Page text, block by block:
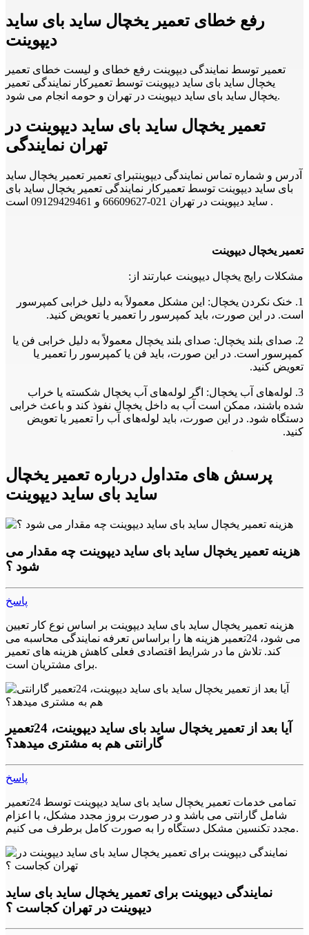
رفع خطای تعمیر یخچال ساید بای ساید
دیپوینت
تعمیر توسط نمایندگی دیپوینت رفع خطای و لیست خطای تعمیر
یخچال ساید بای ساید دیپوینت توسط تعمیرکار نمایندگی تعمیر
یخچال ساید بای ساید دیپوینت در تهران و حومه انجام می شود.
تعمیر یخچال ساید بای ساید دیپوینت در
تهران نمایندگی
آدرس و شماره تماس نمایندگی دیپوینتبرای تعمیر تعمیر یخچال ساید
بای ساید دیپوینت توسط تعمیرکار نمایندگی تعمیر یخچال ساید بای
ساید دیپوینت در تهران 021-66609627 و 09129429461 است .
تعمیر یخچال دیپوینت
مشکلات رایج یخچال دیپوینت عبارتند از:
1. خنک نکردن یخچال: این مشکل معمولاً به دلیل خرابی کمپرسور
است. در این صورت، باید کمپرسور را تعمیر یا تعویض کنید.
2. صدای بلند یخچال: صدای بلند یخچال معمولاً به دلیل خرابی فن یا
کمپرسور است. در این صورت، باید فن یا کمپرسور را تعمیر یا
تعویض کنید.
3. لوله‌های آب یخچال: اگر لوله‌های آب یخچال شکسته یا خراب
شده باشند، ممکن است آب به داخل یخچال نفوذ کند و باعث خرابی
دستگاه شود. در این صورت، باید لوله‌های آب را تعمیر یا تعویض
کنید.
یخچال نفوذ می‌کند و باعث افزایش مصرف برق و کاهش عمر
دستگاه می‌شود. در این صورت، باید درب را تعمیر یا تعویض کنید.
مشکلات رایج فریزر دیپوینت عبارتند از:
1. خنک نکردن فریزر: همانطور که در مورد یخچال گفته شد، این
مشکل معمولاً به دلیل خرابی کمپرسور است. در این صورت، باید
کمپرسور را تعمیر یا تعویض کنید.
فریزر نبندد یا حالت تنظیم دمای آن نادرست باشد. در این صورت،
باید درب را تعمیر یا تعویض کرده و دمای فریزر را تنظیم کنید.
3. صدای بلند فریزر: صدای بلند فریزر معمولاً به دلیل خرابی فن
4. لوله‌های آب فریزر: همانطور که در مورد یخچال گفته شد، اگر
داخل فریزر نفوذ کند و باعث خرابی دستگاه شود. در این صورت،
باید لوله‌های آب را تعمیر یا تعویض کنید.
نکات مهم
کنید.
3. همیشه قبل از هر تعمیری، دستگاه را با دقت بررسی کنید و به
پرسش های متداول درباره تعمیر یخچال
ساید بای ساید دیپوینت
هزینه تعمیر یخچال ساید بای ساید دیپوینت چه مقدار می
شود ؟
پاسخ
هزینه تعمیر یخچال ساید بای ساید دیپوینت بر اساس نوع کار تعیین
می شود، 24تعمیر هزینه ها را براساس تعرفه نمایندگی محاسبه می
کند. تلاش ما در شرایط اقتصادی فعلی کاهش هزینه های تعمیر
برای مشتریان است.
آیا بعد از تعمیر یخچال ساید بای ساید دیپوینت، 24تعمیر
گارانتی هم به مشتری میدهد؟
پاسخ
تمامی خدمات تعمیر یخچال ساید بای ساید دیپوینت توسط 24تعمیر
شامل گارانتی می باشد و در صورت بروز مجدد مشکل، با اعزام
مجدد تکنسین مشکل دستگاه را به صورت کامل برطرف می کنیم.
نمایندگی دیپوینت برای تعمیر یخچال ساید بای ساید
دیپوینت در تهران کجاست ؟